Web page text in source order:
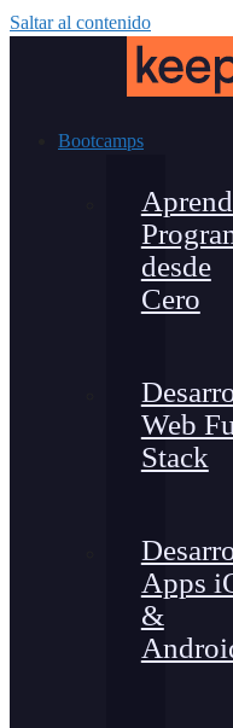
Saltar al contenido
Bootcamps
desde
Cero
Web
Stack
Apps
&